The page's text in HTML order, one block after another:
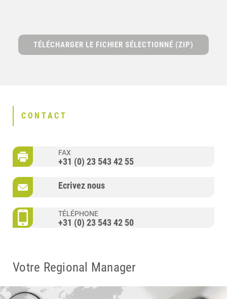
TÉLÉCHARGER LE FICHIER SÉLECTIONNÉ (ZIP)
CONTACT
FAX
+31 (0) 23 543 42 55
Ecrivez nous
TÉLÉPHONE
+31 (0) 23 543 42 50
Votre Regional Manager